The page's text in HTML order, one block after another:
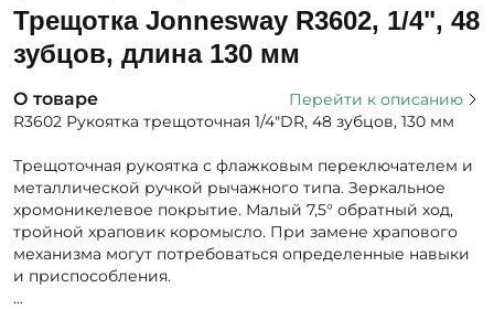
Трещотка Jonnesway R3602, 1/4", 48
зубцов, длина 130 мм
О товаре
Перейти к описанию
R3602 Рукоятка трещоточная 1/4"DR, 48 зубцов, 130 мм
Трещоточная рукоятка с флажковым переключателем и
металлической ручкой рычажного типа. Зеркальное
хромоникелевое покрытие. Малый 7,5° обратный ход,
тройной храповик коромысло. При замене храпового
механизма могут потребоваться определенные навыки
и приспособления.
...